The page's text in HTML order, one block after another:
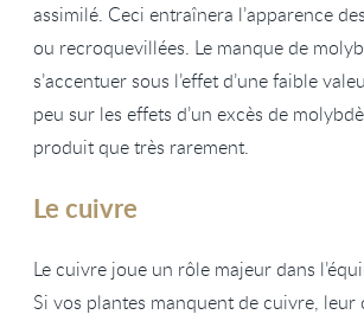
assimilé. Ceci entraînera l’apparence
ou recroquevillées. Le manque de
s’accentuer sous l’effet d’une faible
peu sur les effets d’un excès de
produit que très rarement.
Le cuivre
Le cuivre joue un rôle majeur dans
Si vos plantes manquent de cuivre, leur